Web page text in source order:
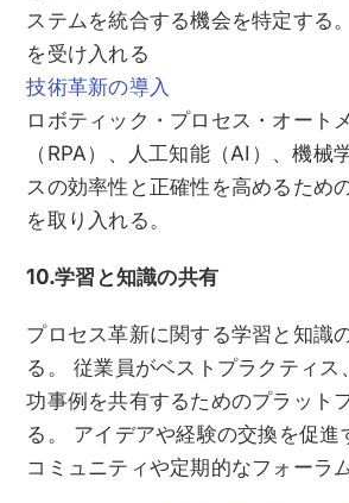
ステムを統合する機会を特定する
を受け入れる
技術革新の導入
ロボティック・プロセス・オート
（RPA）、人工知能（AI）、機械
スの効率性と正確性を高めるため
を取り入れる。
10.学習と知識の共有
プロセス革新に関する学習と知識
る。 従業員がベストプラクティス
功事例を共有するためのプラット
る。 アイデアや経験の交換を促進
コミュニティや定期的なフォーラ